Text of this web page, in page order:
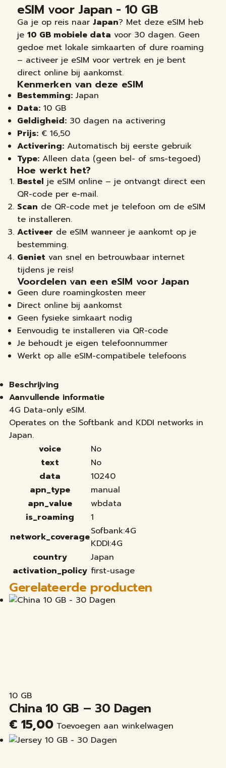
eSIM voor Japan - 10 GB
Ga je op reis naar Japan? Met deze eSIM heb
je 10 GB mobiele data voor 30 dagen. Geen
gedoe met lokale simkaarten of dure roaming
– activeer je eSIM voor vertrek en je bent
direct online bij aankomst.
Kenmerken van deze eSIM
Bestemming: Japan
Data: 10 GB
Geldigheid: 30 dagen na activering
Prijs: € 16,50
Activering: Automatisch bij eerste gebruik
Type: Alleen data (geen bel- of sms-tegoed)
Hoe werkt het?
Bestel je eSIM online – je ontvangt direct een
QR-code per e-mail.
Scan de QR-code met je telefoon om de eSIM
te installeren.
Activeer de eSIM wanneer je aankomt op je
bestemming.
Geniet van snel en betrouwbaar internet
tijdens je reis!
Voordelen van een eSIM voor Japan
Geen dure roamingkosten meer
Direct online bij aankomst
Geen fysieke simkaart nodig
Eenvoudig te installeren via QR-code
Je behoudt je eigen telefoonnummer
Werkt op alle eSIM-compatibele telefoons
Beschrijving
Aanvullende informatie
4G Data-only eSIM.
Operates on the Softbank and KDDI networks in
Japan.
voice
No
text
No
data
10240
apn_type
manual
apn_value
wbdata
is_roaming
1
network_coverageSofbank:4G
KDDI:4G
country
Japan
activation_policy first-usage
Gerelateerde producten
10 GB
China 10 GB – 30 Dagen
€ 15,00 Toevoegen aan winkelwagen